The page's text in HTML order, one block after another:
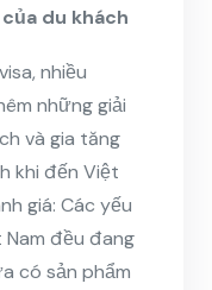
du khách
nhiều
những giải
và gia tăng
khi đến Việt
giá: Các yếu
đều đang
có sản phẩm